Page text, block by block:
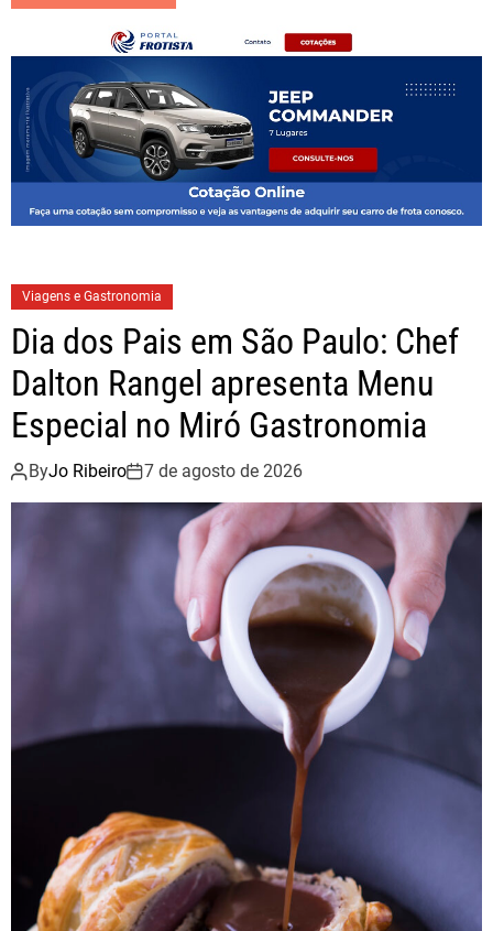
Viagens e Gastronomia
Dia dos Pais em São Paulo: Chef
Dalton Rangel apresenta Menu
Especial no Miró Gastronomia
ByJo Ribeiro 7 de agosto de 2026